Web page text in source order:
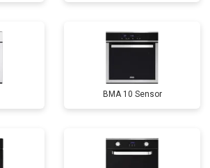
BMA 10 Sensor